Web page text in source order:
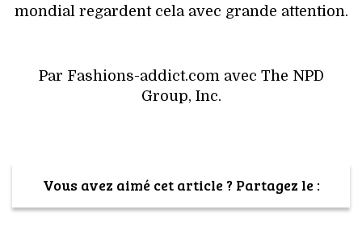
mondial regardent cela avec grande attention.
Par Fashions-addict.com avec The NPD
Group, Inc.
Vous avez aimé cet article ? Partagez le :